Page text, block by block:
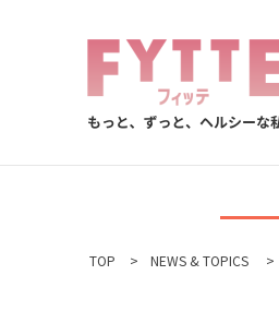
TOP NEWS & TOPICS